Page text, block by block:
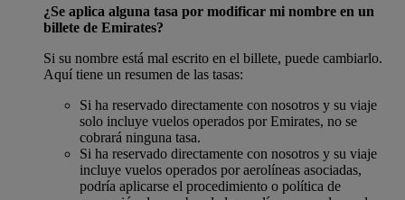
¿Se aplica alguna tasa por modificar mi nombre en un
billete de Emirates?
Si su nombre está mal escrito en el billete, puede cambiarlo.
Aquí tiene un resumen de las tasas:
Si ha reservado directamente con nosotros y su viaje
solo incluye vuelos operados por Emirates, no se
cobrará ninguna tasa.
Si ha reservado directamente con nosotros y su viaje
incluye vuelos operados por aerolíneas asociadas,
podría aplicarse el procedimiento o política de